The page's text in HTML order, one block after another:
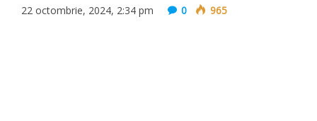
22 octombrie, 2024, 2:34 pm 0 965